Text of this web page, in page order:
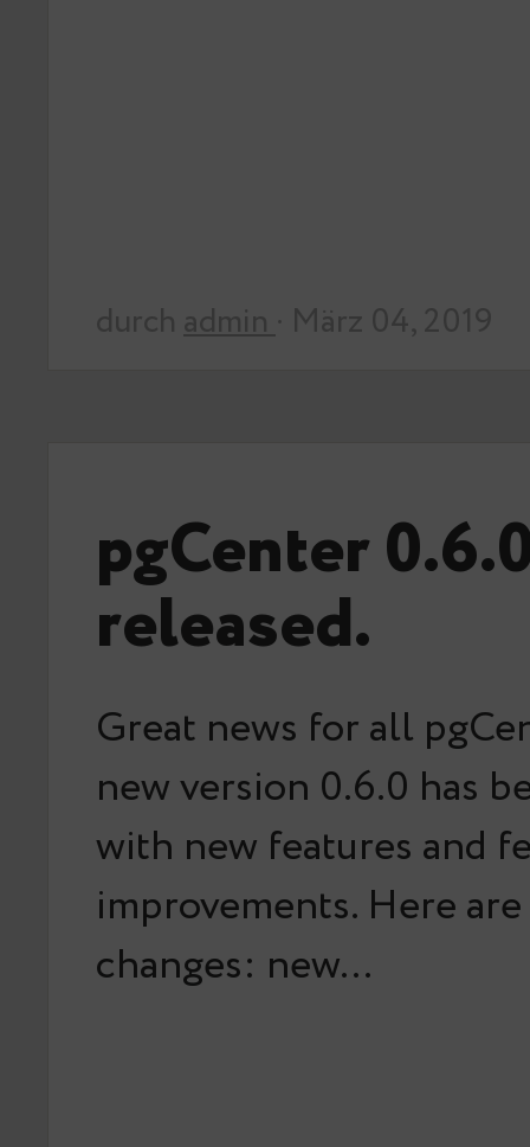
pgCenter
released.
Great news for all
new version 0.6.0 has
with new features and
improvements. Here
changes: new…